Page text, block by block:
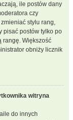
ile postów dany
czy
stylu rang,
pisać postów tylko po
rangę. Większość
obniży licznik
witryna
do innych